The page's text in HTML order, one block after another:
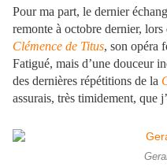
Pour ma part, le dernier
remonte à octobre dernier, lors
Clémence de Titus, son opéra
Fatigué, mais d’une douceur
des dernières répétitions de la
assurais, très timidement, que